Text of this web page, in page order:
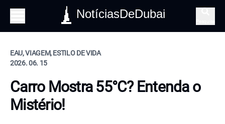
NotíciasDeDubai
EAU, VIAGEM, ESTILO DE VIDA
2026. 06. 15
Carro Mostra 55°C? Entenda o
Mistério!